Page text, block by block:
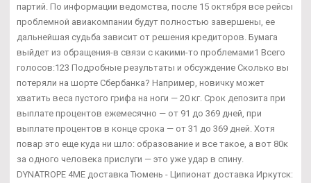
партий. По информации ведомства, после 15 октября все рейсы
проблемной авиакомпании будут полностью завершены, ее
дальнейшая судьба зависит от решения кредиторов. Бумага
выйдет из обращения-в связи с какими-то проблемами1 Всего
голосов:123 Подробные результаты и обсуждение Сколько вы
потеряли на шорте Сбербанка? Например, новичку может
хватить веса пустого грифа на ноги — 20 кг. Срок депозита при
выплате процентов ежемесячно — от 91 до 369 дней, при
выплате процентов в конце срока — от 31 до 369 дней. Хотя
повар это еще куда ни шло: образование и все такое, а вот 80к
за одного человека прислуги — это уже удар в спину.
DYNATROPE 4ME доставка Тюмень - Ципионат доставка Иркутск: